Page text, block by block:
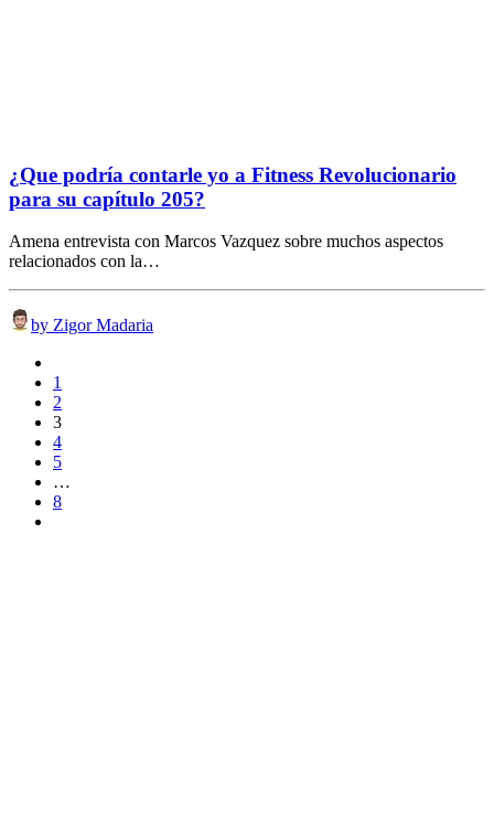
¿Que podría contarle yo a Fitness Revolucionario
para su capítulo 205?
Amena entrevista con Marcos Vazquez sobre muchos aspectos
relacionados con la…
by Zigor Madaria
1
2
3
4
5
…
8